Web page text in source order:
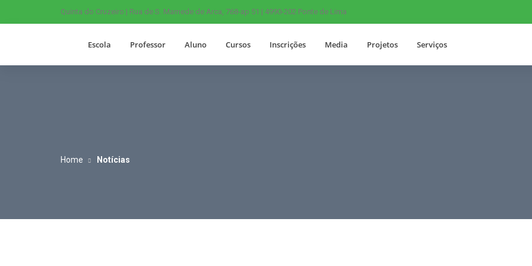
Quinta do Cruzeiro | Rua de S. Mamede de Arca, 768-ap 51 | 4990-202 Ponte de Lima
Escola Professor Aluno Cursos Inscrições Media Projetos Serviços
Home Notícias